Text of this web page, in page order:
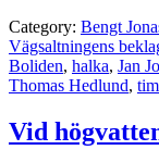
Category: Bengt
Vägsaltningens
Boliden, halka, Jan
Thomas Hedlund,
Vid